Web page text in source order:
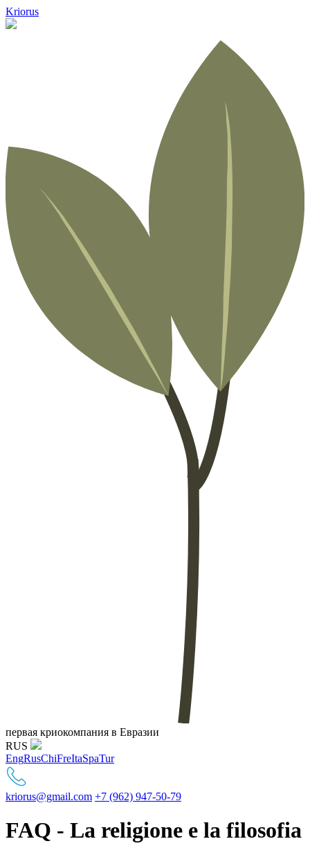
Kriorus
первая криокомпания в Евразии
RUS
EngRusChiFreItaSpaTur
kriorus@gmail.com +7 (962) 947-50-79
FAQ - La religione e la filosofia